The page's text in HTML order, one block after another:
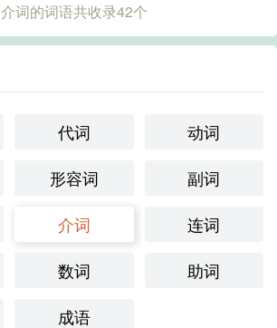
介词的词语共收录42个
代词
动词
形容词
副词
介词
连词
数词
助词
成语